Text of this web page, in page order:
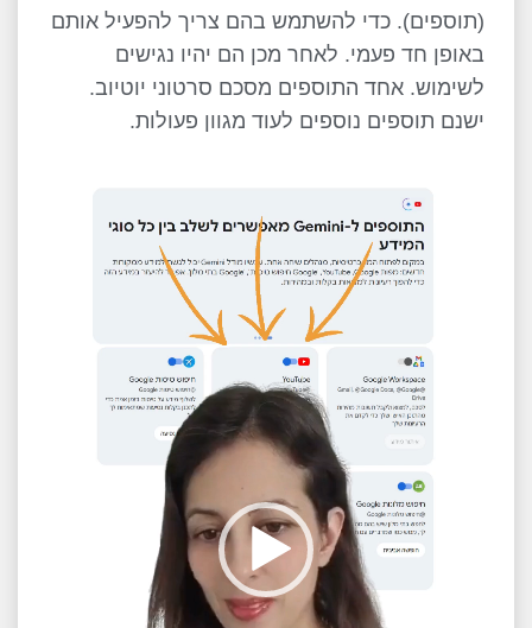
(תוספים). כדי להשתמש בהם צריך להפעיל אותם
באופן חד פעמי. לאחר מכן הם יהיו נגישים
לשימוש. אחד התוספים מסכם סרטוני יוטיוב.
ישנם תוספים נוספים לעוד מגוון פעולות.